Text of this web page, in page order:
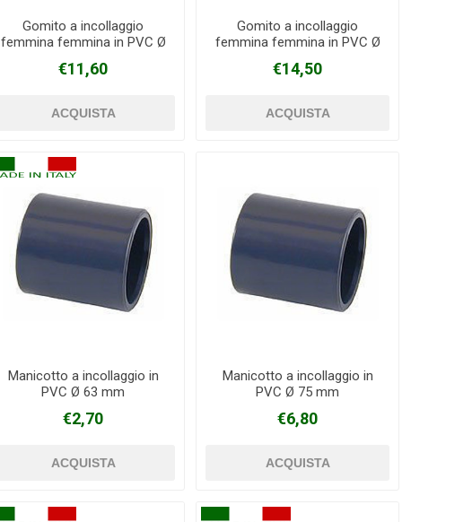
Gomito a incollaggio
femmina femmina in PVC Ø
€11,60
Gomito a incollaggio
femmina femmina in PVC Ø
€14,50
Manicotto a incollaggio in
PVC Ø 63 mm
€2,70
Manicotto a incollaggio in
PVC Ø 75 mm
€6,80